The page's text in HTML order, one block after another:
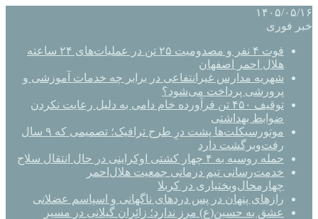
۱۴۰۵/۰۵/۱۶
خبر فوری
فوت ۴ نفر و مصدومیت ۲۵ تن در عملیات‌های ۲۴ ساعته
هلال احمر اصفهان
شهریه مدارس غیرانتفاعی در برابر چه خدمات آموزشی و
پرورشی پرداخت می‌شود؟
توقیف ۴۵۰ تن فرآورده خام دامی به دلیل رعایت نکردن
ضوابط بهداشتی
موتورسیکلت‌ها پشت درِ طرح ترافیک؛ تصمیمی که ۹ سال
رفت‌وبرگشت دارد
حمله روسیه به ۴ چهار کشتی اوکراینی در حال انتقال سلاح
خدمت‌رسانی تیم درمانی جمعیت هلال‌احمر
چهارمحال‌وبختیاری در کربلا
رازهای پنهان در پس دردهای ناگهانی و اسپاسم عضلانی
عشق به حسین(ع) مرز ندارد؛ زائران گیلانی در مسیر